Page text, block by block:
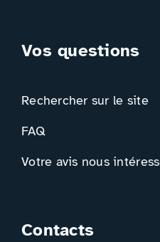
Vos questions
Rechercher sur le site
FAQ
Votre avis nous
Contacts